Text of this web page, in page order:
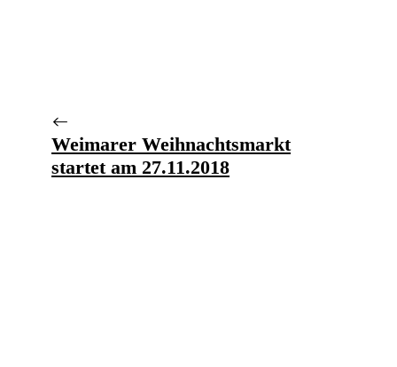
Weimarer Weihnachtsmarkt
startet am 27.11.2018